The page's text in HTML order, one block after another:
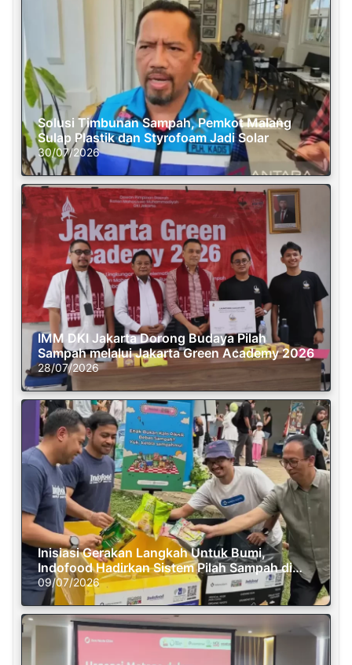
Solusi Timbunan Sampah, Pemkot Malang
Sulap Plastik dan Styrofoam Jadi Solar
30/07/2026
IMM DKI Jakarta Dorong Budaya Pilah
Sampah melalui Jakarta Green Academy 2026
28/07/2026
Inisiasi Gerakan Langkah Untuk Bumi,
Indofood Hadirkan Sistem Pilah Sampah di
Semasa Piknik
09/07/2026